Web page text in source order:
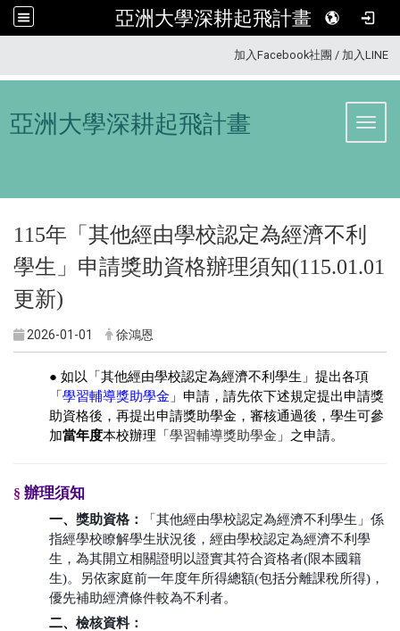
亞洲大學深耕起飛計畫
加入Facebook社團 / 加入LINE
亞洲大學深耕起飛計畫
115年「其他經由學校認定為經濟不利
學生」申請獎助資格辦理須知(115.01.01
更新)
2026-01-01 徐鴻恩
● 如以「其他經由學校認定為經濟不利學生」提出各項
「 學習輔導獎助學金 」 申請 ，請先依下述規定提出申請獎
助資格後，再提出申請獎助學金，審核通過後，學生可參
加當年度本校辦理「 學習輔導獎助學金 」之申請。
§ 辦理須知
一、 獎助資格：
「其他經由學校認定為經濟不利學生」係
指經學校瞭解學生狀況後，經由學校認定為經濟不利學
生，為其開立相關證明以證實其符合資格者(限本國籍
生)。另依家庭前一年度年所得總額(包括分離課稅所得)，
優先補助經濟條件較為不利者。
二、 檢核資料：